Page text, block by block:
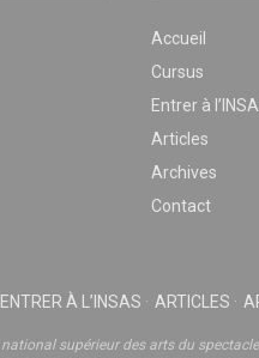
Accueil
Cursus
Entrer à
Articles
Archives
Contact
ENTRER À L’INSAS ARTICLES
supérieur des arts du